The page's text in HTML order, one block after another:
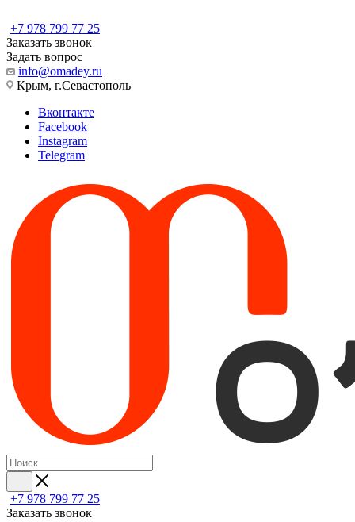
+7 978 799 77 25
Заказать звонок
Задать вопрос
info@omadey.ru
Крым, г.Севастополь
Вконтакте
Facebook
Instagram
Telegram
+7 978 799 77 25
Заказать звонок